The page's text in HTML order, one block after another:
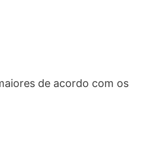
de acordo com os